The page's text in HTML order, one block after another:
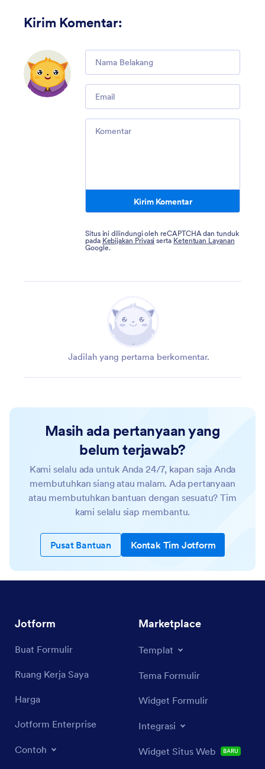
Kirim Komentar:
Kirim Komentar
Situs ini dilindungi oleh reCAPTCHA dan tunduk
pada Kebijakan Privasi serta Ketentuan Layanan
Google.
Jadilah yang pertama berkomentar.
Masih ada pertanyaan yang
belum terjawab?
Kami selalu ada untuk Anda 24/7, kapan saja Anda
membutuhkan siang atau malam. Ada pertanyaan
atau membutuhkan bantuan dengan sesuatu? Tim
kami selalu siap membantu.
Pusat Bantuan Kontak Tim Jotform
Jotform
Buat Formulir
Ruang Kerja Saya
Harga
Jotform Enterprise
Contoh
Marketplace
Templat
Tema Formulir
Widget Formulir
Integrasi
Widget Situs Web BARU